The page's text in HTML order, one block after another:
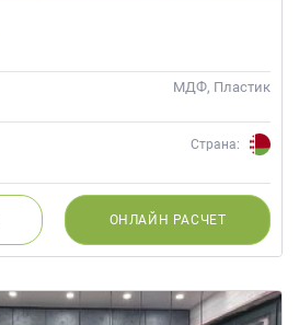
МДФ, Пластик
Страна:
ОНЛАЙН РАСЧЕТ